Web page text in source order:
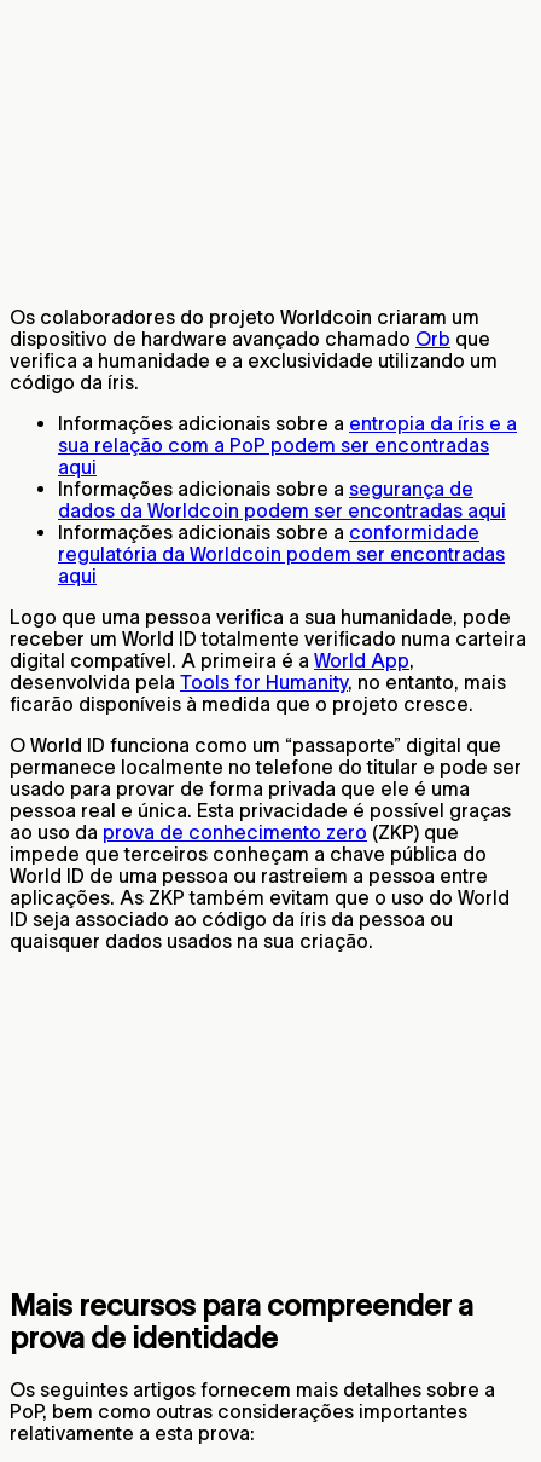
Os colaboradores do projeto Worldcoin criaram um
dispositivo de hardware avançado chamado Orb que
verifica a humanidade e a exclusividade utilizando um
código da íris.
Informações adicionais sobre a entropia da íris e a
sua relação com a PoP podem ser encontradas
aqui
Informações adicionais sobre a segurança de
dados da Worldcoin podem ser encontradas aqui
Informações adicionais sobre a conformidade
regulatória da Worldcoin podem ser encontradas
aqui
Logo que uma pessoa verifica a sua humanidade, pode
receber um World ID totalmente verificado numa carteira
digital compatível. A primeira é a World App,
desenvolvida pela Tools for Humanity, no entanto, mais
ficarão disponíveis à medida que o projeto cresce.
O World ID funciona como um “passaporte” digital que
permanece localmente no telefone do titular e pode ser
usado para provar de forma privada que ele é uma
pessoa real e única. Esta privacidade é possível graças
ao uso da prova de conhecimento zero (ZKP) que
impede que terceiros conheçam a chave pública do
World ID de uma pessoa ou rastreiem a pessoa entre
aplicações. As ZKP também evitam que o uso do World
ID seja associado ao código da íris da pessoa ou
quaisquer dados usados na sua criação.
Mais recursos para compreender a
prova de identidade
Os seguintes artigos fornecem mais detalhes sobre a
PoP, bem como outras considerações importantes
relativamente a esta prova: